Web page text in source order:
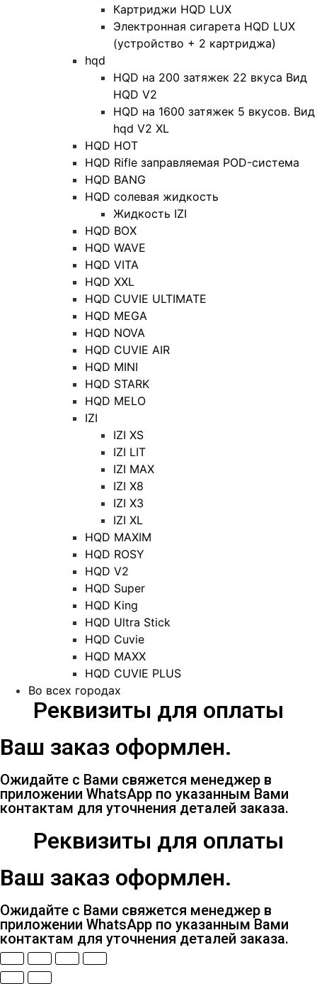
Картриджи HQD LUX
Электронная сигарета HQD LUX
(устройство + 2 картриджа)
hqd
HQD на 200 затяжек 22 вкуса Вид
HQD V2
HQD на 1600 затяжек 5 вкусов. Вид
hqd V2 XL
HQD HOT
HQD Rifle заправляемая POD-система
HQD BANG
HQD солевая жидкость
Жидкость IZI
HQD BOX
HQD WAVE
HQD VITA
HQD XXL
HQD CUVIE ULTIMATE
HQD MEGA
HQD NOVA
HQD CUVIE AIR
HQD MINI
HQD STARK
HQD MELO
IZI
IZI XS
IZI LIT
IZI MAX
IZI X8
IZI X3
IZI XL
HQD MAXIM
HQD ROSY
HQD V2
HQD Super
HQD King
HQD Ultra Stick
HQD Cuvie
HQD MAXX
HQD CUVIE PLUS
Во всех городах
Реквизиты для оплаты
Ваш заказ оформлен.
Ожидайте с Вами свяжется менеджер в
приложении WhatsApp по указанным Вами
контактам для уточнения деталей заказа.
Реквизиты для оплаты
Ваш заказ оформлен.
Ожидайте с Вами свяжется менеджер в
приложении WhatsApp по указанным Вами
контактам для уточнения деталей заказа.